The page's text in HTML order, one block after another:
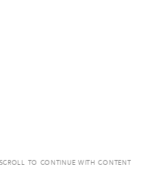
SCROLL TO CONTINUE WITH CONTENT